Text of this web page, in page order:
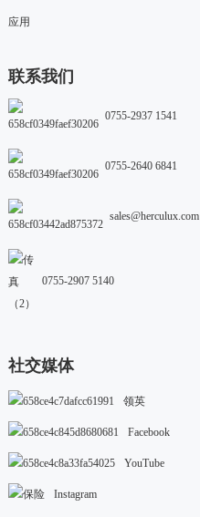
应用
联系我们
0755-2937 1541
0755-2640 6841
sales@herculux.com
0755-2907 5140
社交媒体
领英
Facebook
YouTube
Instagram